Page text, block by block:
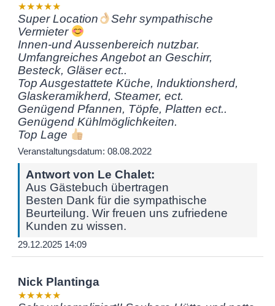
★★★★★
Super Location
Sehr sympathische
Vermieter
Innen-und Aussenbereich nutzbar.
Umfangreiches Angebot an Geschirr,
Besteck, Gläser ect..
Top Ausgestattete Küche, Induktionsherd,
Glaskeramikherd, Steamer, ect.
Genügend Pfannen, Töpfe, Platten ect..
Genügend Kühlmöglichkeiten.
Top Lage
Veranstaltungsdatum: 08.08.2022
Antwort von Le Chalet:
Aus Gästebuch übertragen
Besten Dank für die sympathische
Beurteilung. Wir freuen uns zufriedene
Kunden zu wissen.
29.12.2025 14:09
Nick Plantinga
★★★★★